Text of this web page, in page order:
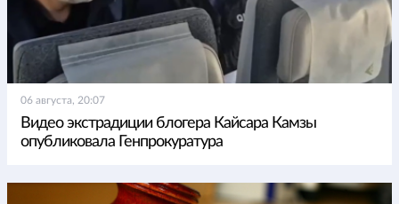
06 августа, 20:07
Видео экстрадиции блогера Кайсара Камзы
опубликовала Генпрокуратура